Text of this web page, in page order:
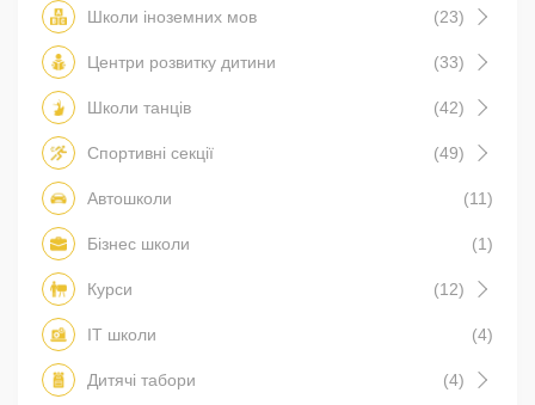
Школи іноземних мов (23)
Центри розвитку дитини (33)
Школи танців (42)
Спортивні секції (49)
Автошколи (11)
Бізнес школи (1)
Курси (12)
IT школи (4)
Дитячі табори (4)